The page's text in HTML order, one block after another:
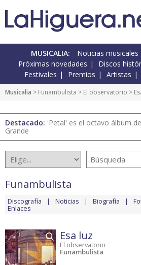
MUSICALIA: Noticias musicales
Próximas novedades
Discos
Festivales
Premios Artistas
Musicalia > Funambulista > El observatorio >
Destacado: 'Petal' es el octavo álbum
Grande
Funambulista
Discografía Noticias Biografía
Enlaces
Esa luz
El observatorio
Funambulista